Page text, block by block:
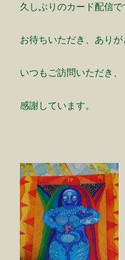
久しぶりのカード配信で
お待ちいただき、ありが
いつもご訪問いただき、
感謝しています。